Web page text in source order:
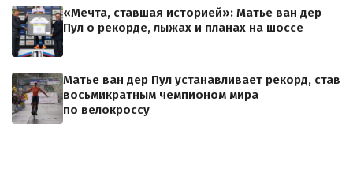
«Мечта, ставшая историей»: Матье ван дер
Пул о рекорде, лыжах и планах на шоссе
Матье ван дер Пул устанавливает рекорд, став
восьмикратным чемпионом мира
по велокроссу